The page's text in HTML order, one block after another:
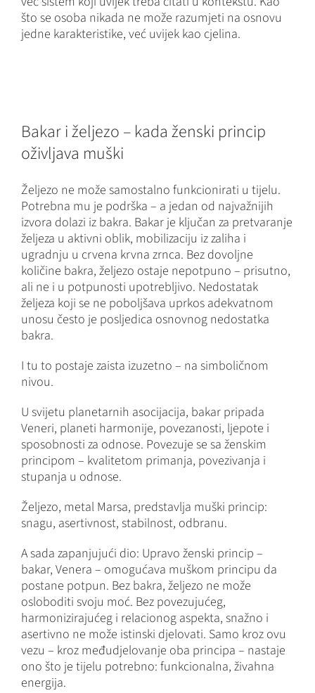
što se osoba nikada ne može razumjeti na osnovu
jedne karakteristike, već uvijek kao cjelina.
Bakar i željezo – kada ženski princip
oživljava muški
Željezo ne može samostalno funkcionirati u tijelu.
Potrebna mu je podrška – a jedan od najvažnijih
izvora dolazi iz bakra. Bakar je ključan za pretvaranje
željeza u aktivni oblik, mobilizaciju iz zaliha i
ugradnju u crvena krvna zrnca. Bez dovoljne
količine bakra, željezo ostaje nepotpuno – prisutno,
ali ne i u potpunosti upotrebljivo. Nedostatak
željeza koji se ne poboljšava uprkos adekvatnom
unosu često je posljedica osnovnog nedostatka
bakra.
I tu to postaje zaista izuzetno – na simboličnom
nivou.
U svijetu planetarnih asocijacija, bakar pripada
Veneri, planeti harmonije, povezanosti, ljepote i
sposobnosti za odnose. Povezuje se sa ženskim
principom – kvalitetom primanja, povezivanja i
stupanja u odnose.
Željezo, metal Marsa, predstavlja muški princip:
snagu, asertivnost, stabilnost, odbranu.
A sada zapanjujući dio: Upravo ženski princip –
bakar, Venera – omogućava muškom principu da
postane potpun. Bez bakra, željezo ne može
osloboditi svoju moć. Bez povezujućeg,
harmonizirajućeg i relacionog aspekta, snažno i
asertivno ne može istinski djelovati. Samo kroz ovu
vezu – kroz međudjelovanje oba principa – nastaje
ono što je tijelu potrebno: funkcionalna, živahna
energija.